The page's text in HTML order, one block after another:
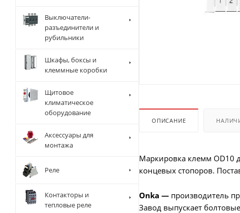
ОПИСАНИЕ
Маркировка клемм OD10
концевых стопоров.
Onka — производитель
Завод выпускает
Выключатели-
разъединители и
рубильники
Шкафы, боксы и
клеммные коробки
Щитовое
климатическое
оборудование
Аксессуары для
монтажа
Реле
Контакторы и
тепловые реле